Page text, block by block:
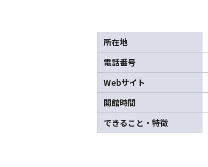
所在地
電話番号
Webサイト
開館時間
できること・特徴